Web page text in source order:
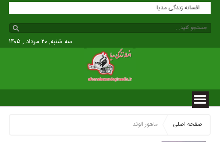
افسانه زندگی مدیا
سه شنبه, ۲۰ مرداد , ۱۴۰۵
صفحه اصلی ماهور الوند